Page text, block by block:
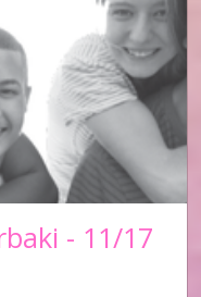
- 11/17